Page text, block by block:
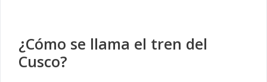
¿Cómo se llama el tren del
Cusco?